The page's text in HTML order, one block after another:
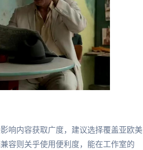
响内容获取广度，建议选择覆盖亚欧美
容则关乎使用便利度，能在工作室的